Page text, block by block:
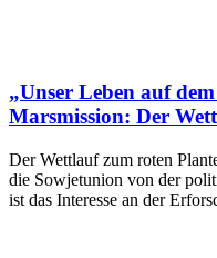
„Unser Leben auf
Marsmission: Der
Der Wettlauf zum roten
die Sowjetunion von der
ist das Interesse an der